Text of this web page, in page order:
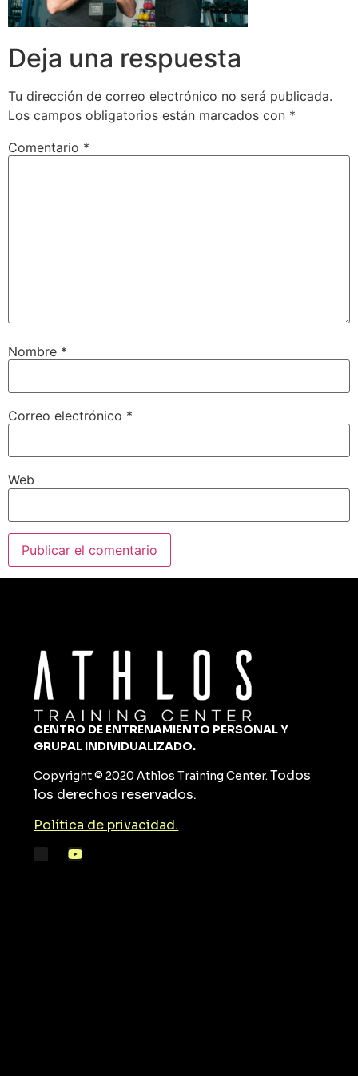
Deja una respuesta
Tu dirección de correo electrónico no será publicada.
Los campos obligatorios están marcados con *
Comentario *
Nombre *
Correo electrónico *
Web
CENTRO DE ENTRENAMIENTO PERSONAL Y
GRUPAL INDIVIDUALIZADO.
Copyright © 2020 Athlos Training Center.Todos
los derechos reservados.
Política de privacidad.